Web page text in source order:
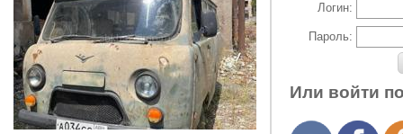
Логин:
Пароль:
Или войти